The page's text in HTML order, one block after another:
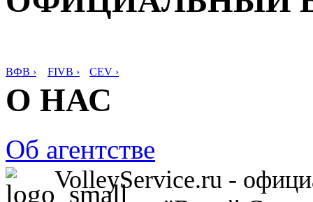
ВФВ › FIVB › CEV ›
О НАС
Об агентстве
VolleyService.ru -